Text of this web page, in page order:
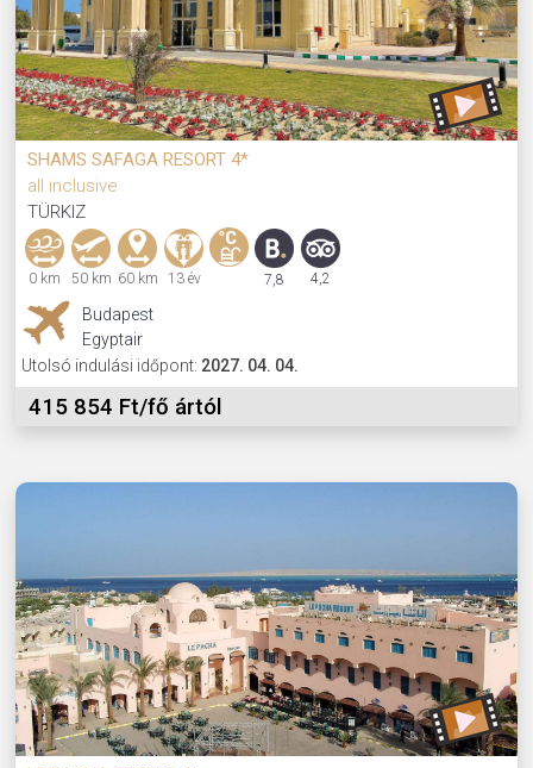
SHAMS SAFAGA RESORT 4*
all inclusive
TÜRKIZ
0 km 50 km 60 km 13 év 7,8 4,2
Budapest
Egyptair
Utolsó indulási időpont: 2027. 04. 04.
415 854 Ft/fő ártól